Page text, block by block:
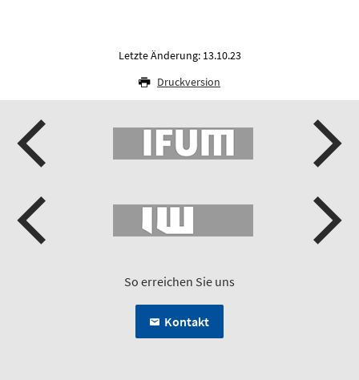
Letzte Änderung: 13.10.23
Druckversion
So erreichen Sie uns
Kontakt